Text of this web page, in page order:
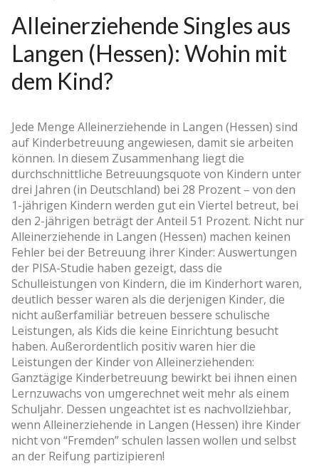
Alleinerziehende Singles aus
Langen (Hessen): Wohin mit
dem Kind?
Jede Menge Alleinerziehende in Langen (Hessen) sind
auf Kinderbetreuung angewiesen, damit sie arbeiten
können. In diesem Zusammenhang liegt die
durchschnittliche Betreuungsquote von Kindern unter
drei Jahren (in Deutschland) bei 28 Prozent – von den
1-jährigen Kindern werden gut ein Viertel betreut, bei
den 2-jährigen beträgt der Anteil 51 Prozent. Nicht nur
Alleinerziehende in Langen (Hessen) machen keinen
Fehler bei der Betreuung ihrer Kinder: Auswertungen
der PISA-Studie haben gezeigt, dass die
Schulleistungen von Kindern, die im Kinderhort waren,
deutlich besser waren als die derjenigen Kinder, die
nicht außerfamiliär betreuen bessere schulische
Leistungen, als Kids die keine Einrichtung besucht
haben. Außerordentlich positiv waren hier die
Leistungen der Kinder von Alleinerziehenden:
Ganztägige Kinderbetreuung bewirkt bei ihnen einen
Lernzuwachs von umgerechnet weit mehr als einem
Schuljahr. Dessen ungeachtet ist es nachvollziehbar,
wenn Alleinerziehende in Langen (Hessen) ihre Kinder
nicht von “Fremden” schulen lassen wollen und selbst
an der Reifung partizipieren!